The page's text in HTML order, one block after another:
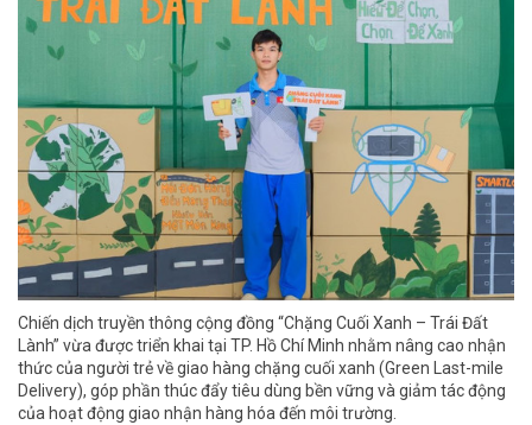
Chiến dịch truyền thông cộng đồng “Chặng Cuối Xanh – Trái Đất
Lành” vừa được triển khai tại TP. Hồ Chí Minh nhằm nâng cao nhận
thức của người trẻ về giao hàng chặng cuối xanh (Green Last-mile
Delivery), góp phần thúc đẩy tiêu dùng bền vững và giảm tác động
của hoạt động giao nhận hàng hóa đến môi trường.